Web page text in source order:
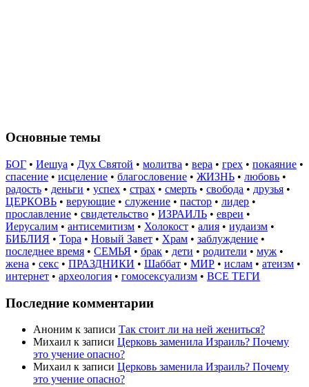
Основные темы
БОГ • Иешуа • Дух Святой • молитва • вера • грех • покаяние •
спасение • исцеление • благословение • ЖИЗНЬ • любовь •
радость • деньги • успех • страх • смерть • свобода • друзья •
ЦЕРКОВЬ • верующие • служение • пастор • лидер •
прославление • свидетельство • ИЗРАИЛЬ • евреи •
Иерусалим • антисемитизм • Холокост • алия • иудаизм •
БИБЛИЯ • Тора • Новый Завет • Храм • заблуждение •
последнее время • СЕМЬЯ • брак • дети • родители • муж •
жена • секс • ПРАЗДНИКИ • Шаббат • МИР • ислам • атеизм •
интернет • археология • гомосексуализм • ВСЕ ТЕГИ
Последние комментарии
Аноним к записи Так стоит ли на ней жениться?
Михаил к записи Церковь заменила Израиль? Почему
это учение опасно?
Михаил к записи Церковь заменила Израиль? Почему
это учение опасно?